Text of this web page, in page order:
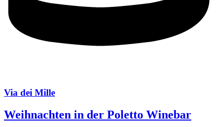
Via dei Mille
Weihnachten in der Poletto Winebar